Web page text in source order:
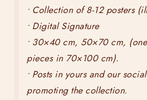
• Collection of 8-12 posters
• Digital Signature
• 30×40 cm, 50×70 cm,
pieces in 70×100 cm).
• Posts in yours and our
promoting the collection.